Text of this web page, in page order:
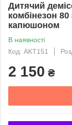
Дитячий
комбінезон
капюшоном
В наявності
Код: AKT151
2 150 ₴